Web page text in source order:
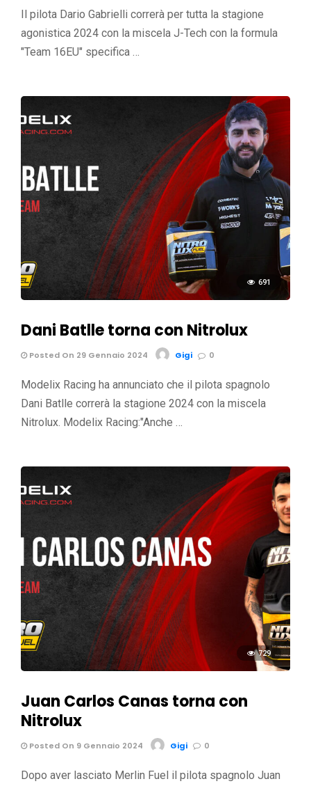
Il pilota Dario Gabrielli correrà per tutta la stagione
agonistica 2024 con la miscela J-Tech con la formula
"Team 16EU" specifica …
691
Dani Batlle torna con Nitrolux
Posted On 29 Gennaio 2024 Gigi 0
Modelix Racing ha annunciato che il pilota spagnolo
Dani Batlle correrà la stagione 2024 con la miscela
Nitrolux. Modelix Racing:"Anche …
729
Juan Carlos Canas torna con
Nitrolux
Posted On 9 Gennaio 2024 Gigi 0
Dopo aver lasciato Merlin Fuel il pilota spagnolo Juan